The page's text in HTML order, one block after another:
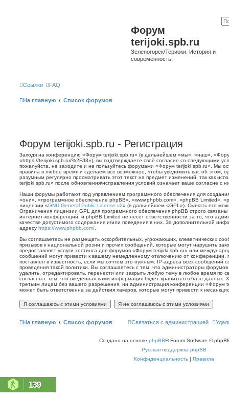
Форум
terijoki.spb.ru
Зеленогорск/Териоки. История и
современность.
Ссылки FAQ
На главную Список форумов
Форум terijoki.spb.ru - Регистрация
Заходя на конференцию «Форум terijoki.spb.ru» (в дальнейшем «мы», «наш»,
«https://terijoki.spb.ru/%2F/f3»), вы подтверждаете своё согласие со следующими
пожалуйста, не заходите и не пользуйтесь форумами «Форум terijoki.spb.ru». Мы
правила в любое время и сделаем всё возможное, чтобы уведомить вас об этом,
разумным регулярно просматривать этот текст на предмет изменений, так как
terijoki.spb.ru» после обновления/исправления условий означает ваше согласие с
Наши форумы работают под управлением программного обеспечения для
«они», «программное обеспечение phpBB», «www.phpbb.com», «phpBB Limited»,
лицензии «GNU General Public License v2» (в дальнейшем «GPL»). Скачать его
Ограничения лицензии GPL для программного обеспечения phpBB строго
интернет-конференций, и phpBB Limited не несёт ответственности за то, что
качестве допустимого содержания и/или поведения в них. За дополнительной
адресу https://www.phpbb.com/
Вы соглашаетесь не размещать оскорбительных, угрожающих, клеветнических
призывов к национальной розни и прочих сообщений, которые могут нарушить
предоставляет услуги хостинга для форумов «Форум terijoki.spb.ru» или
сообщений могут привести к вашему немедленному отключению от конференции,
поставлен в известность, если мы сочтём это нужным. IP-адреса всех сообщений
проведения такой политики. Вы соглашаетесь с тем, что администраторы
удалить, отредактировать, перенести или закрыть любую тему в любое время по
согласны с тем, что введённая вами информация будет храниться в базе данных.
третьим лицам без вашего разрешения, ни администрация конференции «Форум
может быть ответственна за действия хакеров, которые могут привести к
На главную Список форумов Связаться с администрацией
Создано на основе phpBB® Forum Software ©
Русская поддержка phpBB
Конфиденциальность | Правила
139